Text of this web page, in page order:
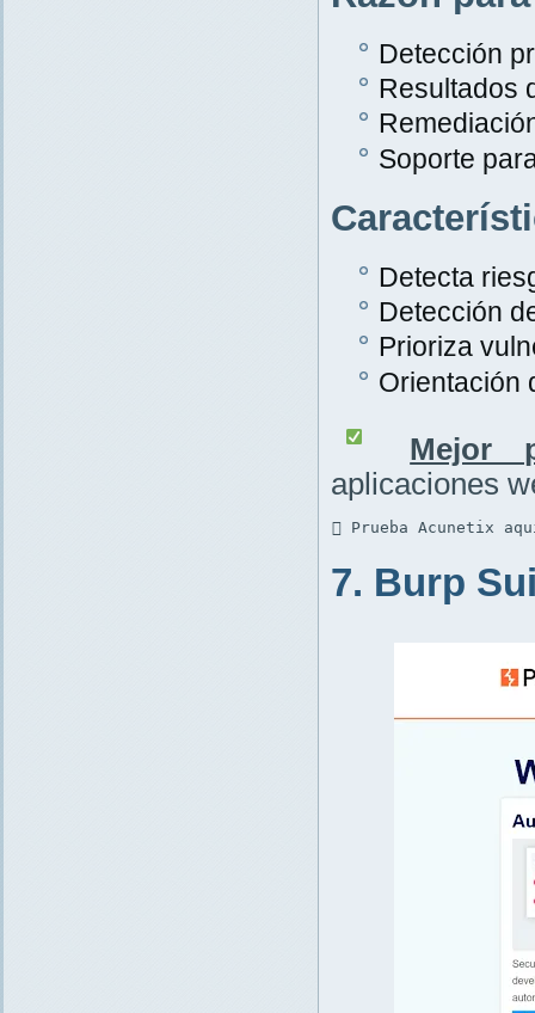
Detección
Resultados
Soporte
Detecta
Detección
Prioriza
Orientación
Mejor
aplicaciones
 Prueba Acunetix
7. Burp